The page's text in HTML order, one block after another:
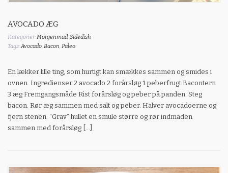
AVOCADO ÆG
Kategorier: Morgenmad Sidedish
Tags:Avocado Bacon Paleo
En lækker lille ting, som hurtigt kan smækkes sammen og smides i
ovnen. Ingredienser 2 avocado 2 forårsløg 1 peberfrugt Bacontern
3 æg Fremgangsmåde Rist forårsløg og peber på panden. Steg
bacon. Rør æg sammen med salt og peber. Halver avocadoerne og
fjern stenen. “Grav” hullet en smule større og rør indmaden
sammen med forårsløg […]